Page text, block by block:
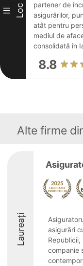
III Loc
partener de
asigurărilor,
atât pentru
mediul de
consolidată în
8.8
Alte firme
Laureați
asigurări
Republicii,
companie